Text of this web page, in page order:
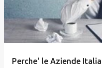
Perche' le Aziende